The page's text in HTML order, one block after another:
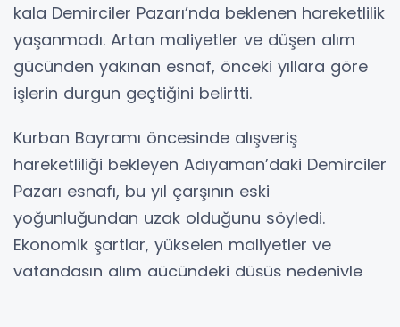
kala Demirciler Pazarı’nda beklenen hareketlilik
yaşanmadı. Artan maliyetler ve düşen alım
gücünden yakınan esnaf, önceki yıllara göre
işlerin durgun geçtiğini belirtti.
Kurban Bayramı öncesinde alışveriş
hareketliliği bekleyen Adıyaman’daki Demirciler
Pazarı esnafı, bu yıl çarşının eski
yoğunluğundan uzak olduğunu söyledi.
Ekonomik şartlar, yükselen maliyetler ve
vatandaşın alım gücündeki düşüş nedeniyle